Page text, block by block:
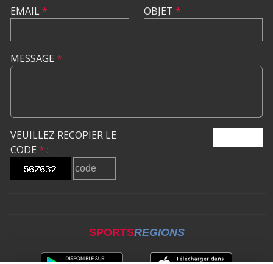
EMAIL* OBJET *
MESSAGE *
VEUILLEZ RECOPIER LE
CODE * :
SPORTSREGIONS